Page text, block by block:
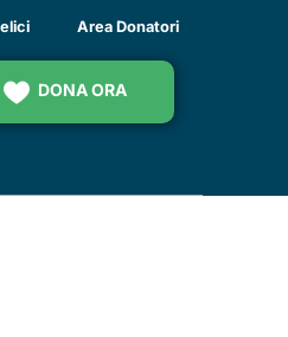
Area Donatori
DONA ORA
LA